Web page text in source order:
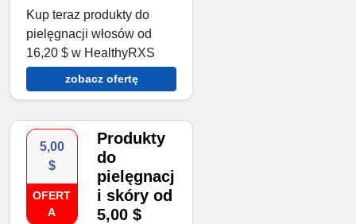
Kup teraz produkty do
pielęgnacji włosów od
16,20 $ w HealthyRXS
zobacz ofertę
5,00
$
OFERT
A
Produkty
do
pielęgnacj
i skóry od
5,00 $